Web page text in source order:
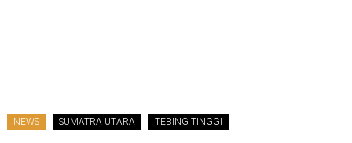
NEWS SUMATRA UTARA TEBING TINGGI